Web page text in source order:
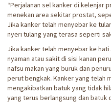
“Perjalanan sel kanker di kelenjar
menekan area sekitar prostat,
Jika kanker telah menyebar ke
nyeri tulang yang terasa seperti
Jika kanker telah menyebar ke
nyaman atau sakit di sisi kanan
nafsu makan yang buruk dan
perut bengkak. Kanker yang telah
mengakibatkan batuk yang tidak
yang terus berlangsung dan batuk